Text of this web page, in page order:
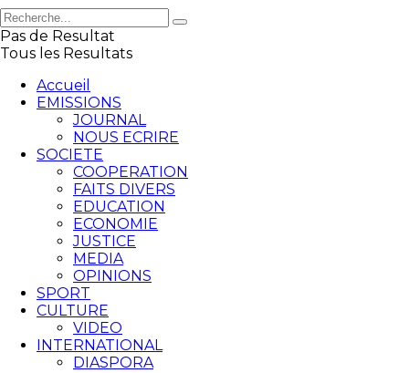
Pas de Resultat
Tous les Resultats
Accueil
EMISSIONS
JOURNAL
NOUS ECRIRE
SOCIETE
COOPERATION
FAITS DIVERS
EDUCATION
ECONOMIE
JUSTICE
MEDIA
OPINIONS
SPORT
CULTURE
VIDEO
INTERNATIONAL
DIASPORA